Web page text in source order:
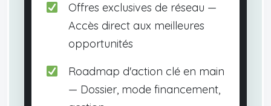
Offres exclusives de réseau —
Accès direct aux meilleures
opportunités
Roadmap d'action clé en main
— Dossier, mode financement,